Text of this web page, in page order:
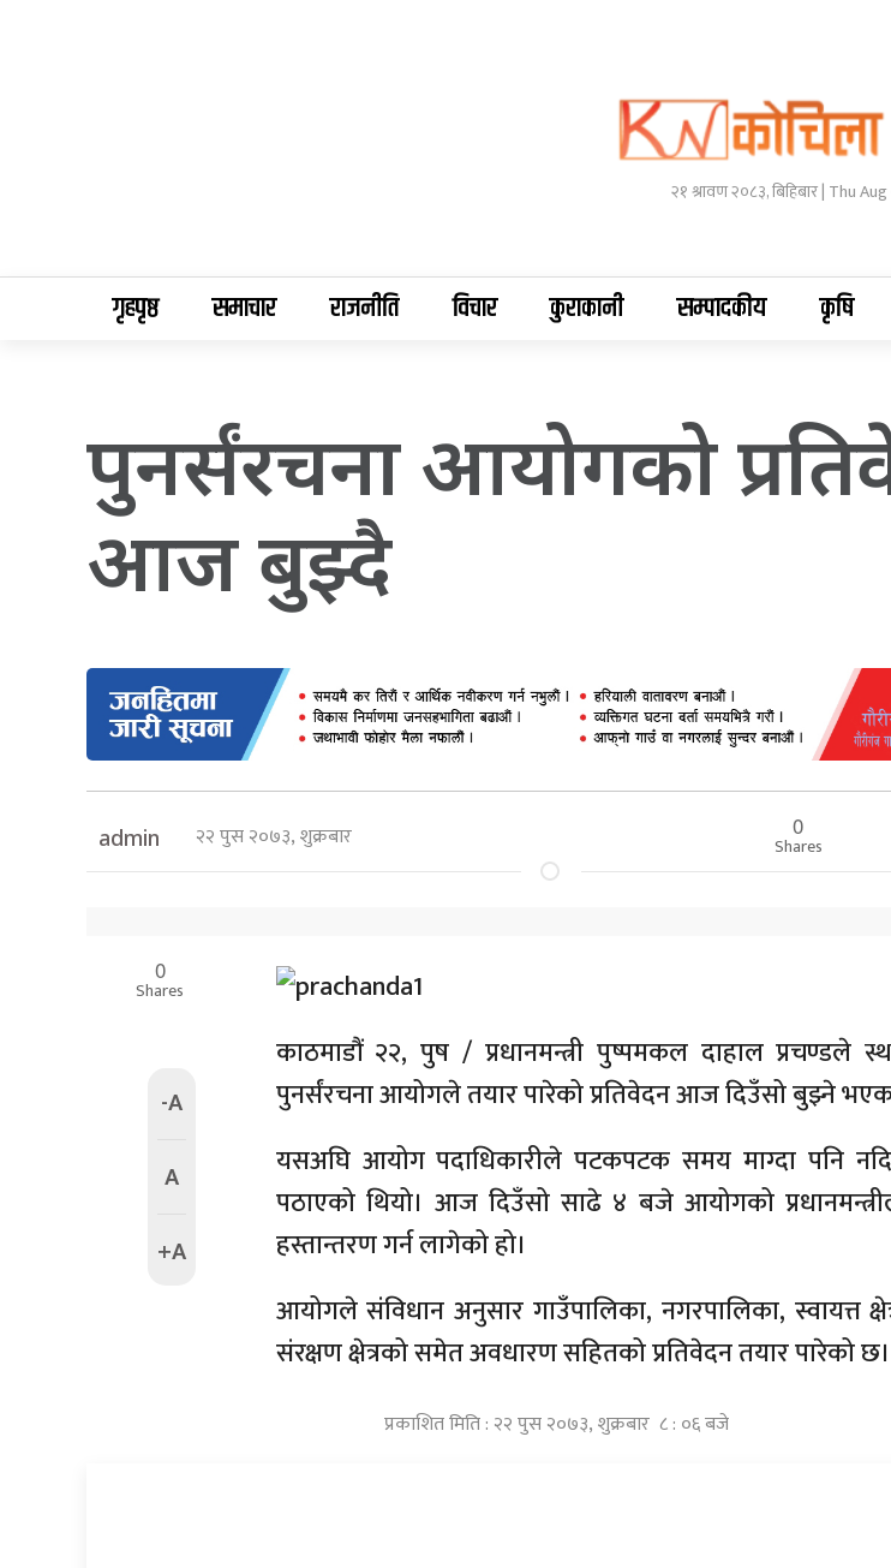
२१ श्रावण २०८३, बिहिबार | Thu
गृहपृष्ठ समाचार राजनीति विचार कुराकानी सम्पादकीय कृषि
पुनर्संरचना आयोगको
आज बुझ्दै
admin २२ पुस २०७३, शुक्रबार 0
Shares
0
Shares
-A
A
+A
काठमाडौं २२, पुष / प्रधानमन्त्री पुष्पमकल दाहाल प्रचण्डले
पुनर्संरचना आयोगले तयार पारेको प्रतिवेदन आज दिउँसो बुझ्ने
यसअघि आयोग पदाधिकारीले पटकपटक समय माग्दा पनि
पठाएको थियो। आज दिउँसो साढे ४ बजे आयोगको
हस्तान्तरण गर्न लागेको हो।
आयोगले संविधान अनुसार गाउँपालिका, नगरपालिका, स्वायत्त
संरक्षण क्षेत्रको समेत अवधारण सहितको प्रतिवेदन तयार पारेको छ।
प्रकाशित मिति : २२ पुस २०७३, शुक्रबार ८ : ०६ बजे